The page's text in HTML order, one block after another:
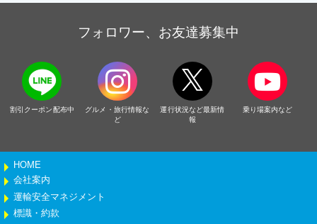
フォロワー、お友達募集中
割引クーポン配布中
グルメ・旅行情報な
ど
運行状況など最新情
報
乗り場案内など
HOME
会社案内
運輸安全マネジメント
標識・約款